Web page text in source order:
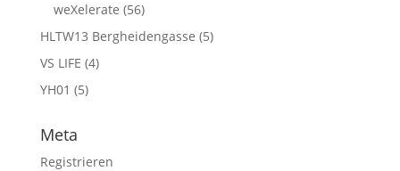
weXelerate (56)
HLTW13 Bergheidengasse (5)
VS LIFE (4)
YH01 (5)
Meta
Registrieren